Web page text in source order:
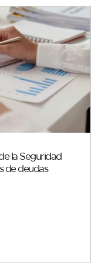
la Seguridad
de deudas